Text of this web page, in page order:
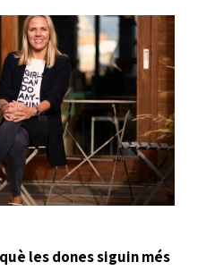
les dones siguin més